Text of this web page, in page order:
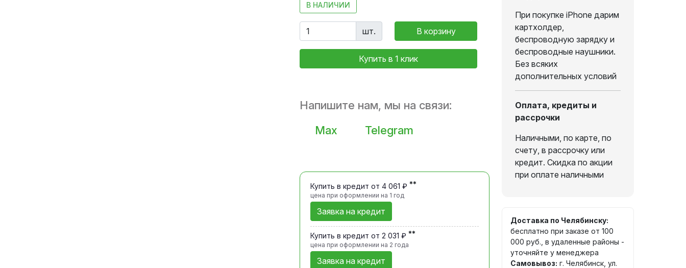
В НАЛИЧИИ
шт. В корзину
Купить в 1 клик
Напишите нам, мы на связи:
Max
Telegram
Купить в кредит от 4 061 ₽ **
цена при оформлении на 1 год
Заявка на кредит
Купить в кредит от 2 031 ₽ **
цена при оформлении на 2 года
Заявка на кредит
При покупке iPhone дарим
картхолдер,
беспроводную зарядку и
беспроводные наушники.
Без всяких
дополнительных условий
Оплата, кредиты и
рассрочки
Наличными, по карте, по
счету, в рассрочку или
кредит. Скидка по акции
при оплате наличными
Доставка по Челябинску:
бесплатно при заказе от 100
000 руб., в удаленные районы -
уточняйте у менеджера
Самовывоз: г. Челябинск, ул.